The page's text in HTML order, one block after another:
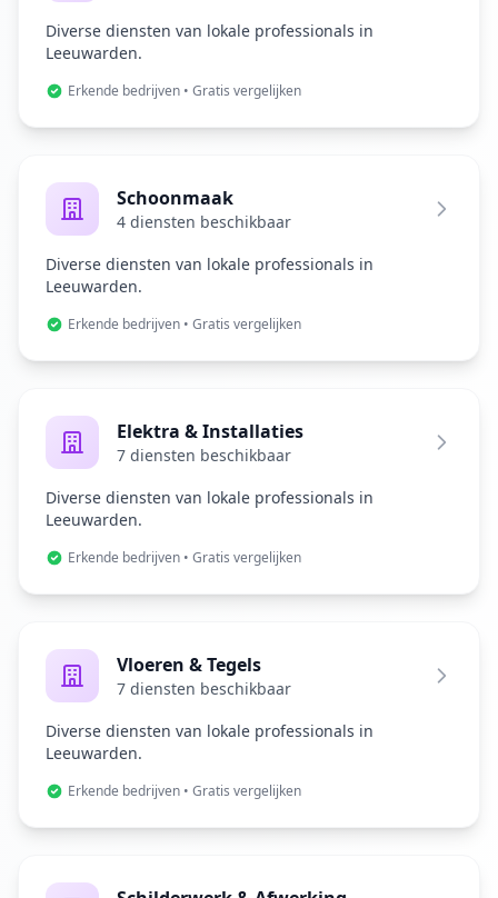
Diverse diensten van lokale professionals in
Leeuwarden.
Erkende bedrijven • Gratis vergelijken
Schoonmaak
4 diensten beschikbaar
Diverse diensten van lokale professionals in
Leeuwarden.
Erkende bedrijven • Gratis vergelijken
Elektra & Installaties
7 diensten beschikbaar
Diverse diensten van lokale professionals in
Leeuwarden.
Erkende bedrijven • Gratis vergelijken
Vloeren & Tegels
7 diensten beschikbaar
Diverse diensten van lokale professionals in
Leeuwarden.
Erkende bedrijven • Gratis vergelijken